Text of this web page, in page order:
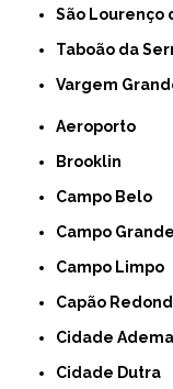
São Lourenço
Taboão da
Vargem
Aeroporto
Brooklin
Campo Belo
Campo Grande
Campo Limpo
Capão
Cidade
Cidade Dutra